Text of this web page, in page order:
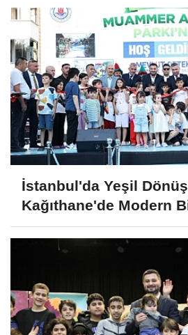
İstanbul'da Yeşil
Kağıthane'de Modern
Merkezi Daha Hizmette